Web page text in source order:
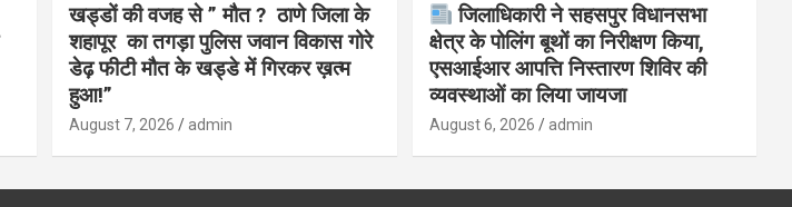
खड्डों की वजह से ” मौत ? ठाणे जिला के
शहापूर का तगड़ा पुलिस जवान विकास गोरे
डेढ़ फीटी मौत के खड्डे में गिरकर ख़त्म
हुआ!”
August 7, 2026 admin
जिलाधिकारी ने सहसपुर विधानसभा
क्षेत्र के पोलिंग बूथों का निरीक्षण किया,
एसआईआर आपत्ति निस्तारण शिविर की
व्यवस्थाओं का लिया जायजा
August 6, 2026 admin